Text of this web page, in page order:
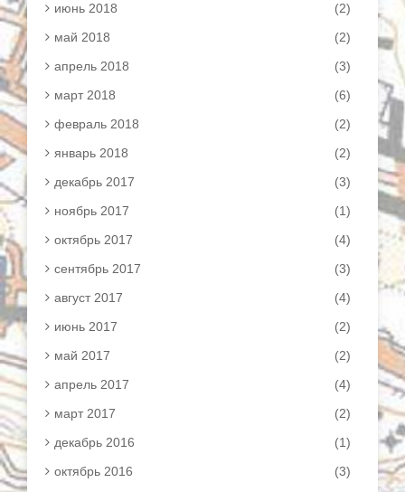
июнь 2018
(2)
май 2018
(2)
апрель 2018
(3)
март 2018
(6)
февраль 2018
(2)
январь 2018
(2)
декабрь 2017
(3)
ноябрь 2017
(1)
октябрь 2017
(4)
сентябрь 2017
(3)
август 2017
(4)
июнь 2017
(2)
май 2017
(2)
апрель 2017
(4)
март 2017
(2)
декабрь 2016
(1)
октябрь 2016
(3)